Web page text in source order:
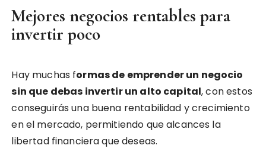
Mejores negocios rentables para
invertir poco
Hay muchas formas de emprender un negocio
sin que debas invertir un alto capital, con estos
conseguirás una buena rentabilidad y crecimiento
en el mercado, permitiendo que alcances la
libertad financiera que deseas.